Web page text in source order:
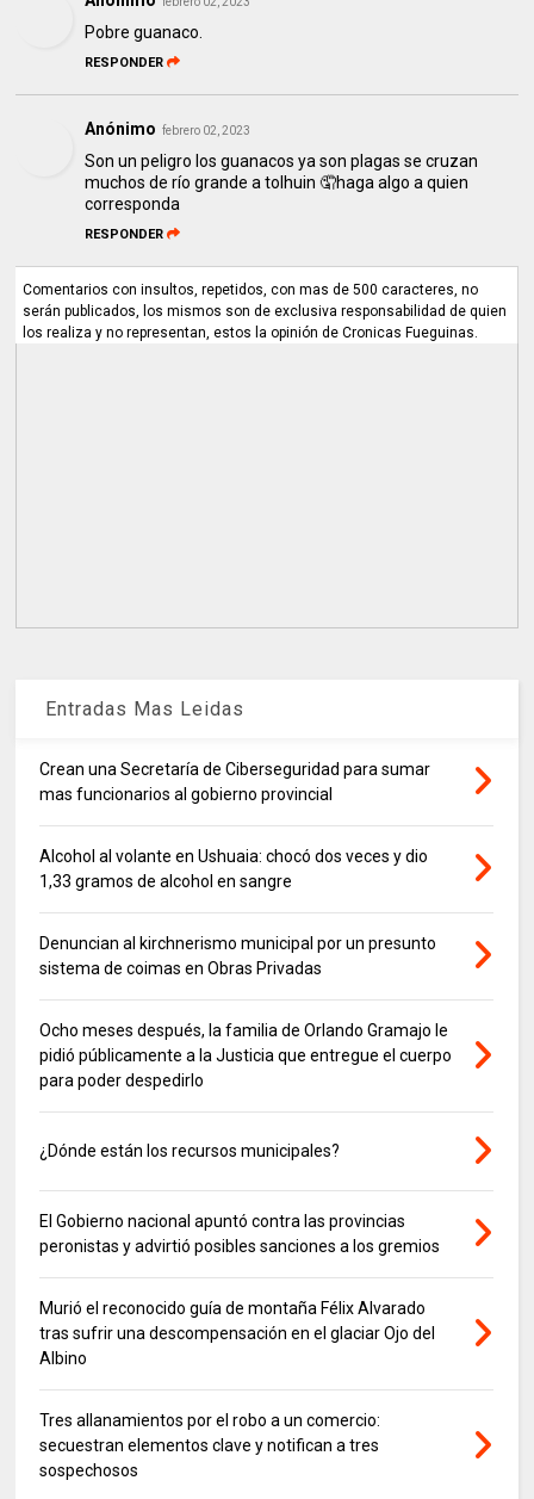
Pobre guanaco.
RESPONDER
Anónimo febrero 02, 2023
Son un peligro los guanacos ya son plagas se cruzan
muchos de río grande a tolhuin 🤦haga algo a quien
corresponda
RESPONDER
Comentarios con insultos, repetidos, con mas de 500 caracteres, no
serán publicados, los mismos son de exclusiva responsabilidad de quien
los realiza y no representan, estos la opinión de Cronicas Fueguinas.
Entradas Mas Leidas
Crean una Secretaría de Ciberseguridad para sumar
mas funcionarios al gobierno provincial
Alcohol al volante en Ushuaia: chocó dos veces y dio
1,33 gramos de alcohol en sangre
Denuncian al kirchnerismo municipal por un presunto
sistema de coimas en Obras Privadas
Ocho meses después, la familia de Orlando Gramajo le
pidió públicamente a la Justicia que entregue el cuerpo
para poder despedirlo
¿Dónde están los recursos municipales?
El Gobierno nacional apuntó contra las provincias
peronistas y advirtió posibles sanciones a los gremios
Murió el reconocido guía de montaña Félix Alvarado
tras sufrir una descompensación en el glaciar Ojo del
Albino
Tres allanamientos por el robo a un comercio:
secuestran elementos clave y notifican a tres
sospechosos